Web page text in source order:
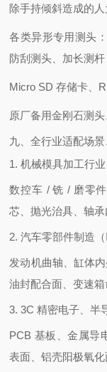
除手持倾斜造成的
各类异形专用测头
防刮测头、加长测杆
Micro SD 存储卡、
原厂备用金刚石测
九、全行业适配场
1. 机械模具加工行业
数控车 / 铣 / 磨零
芯、抛光治具、轴
2. 汽车零部件制造（
发动机曲轴、缸体
油封配合面、变速
3. 3C 精密电子、半
PCB 基板、金属导
表面、铝壳阳极氧